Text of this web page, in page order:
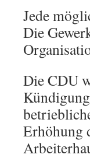
Jede
Die
Die CDU
Erhöhung